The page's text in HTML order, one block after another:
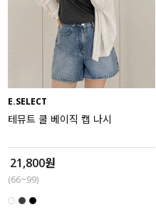
E.SELECT
테뮤트 쿨 베이직 캡 나시
21,800원
(66~99)